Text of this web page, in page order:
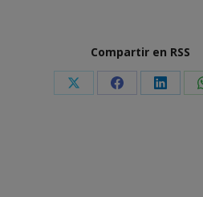
Compartir en RSS
Share Share Share